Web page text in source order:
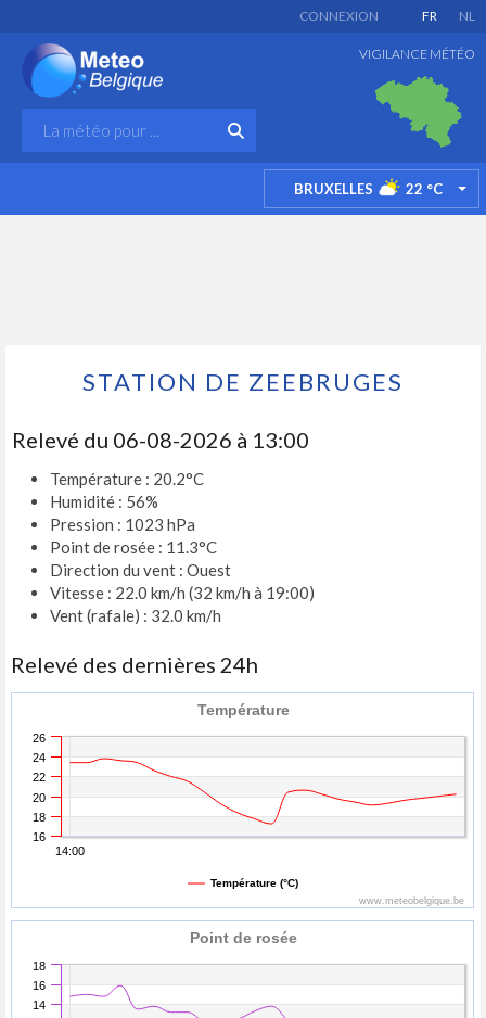
FR NL
CONNEXION
VIGILANCE MÉTÉO
BRUXELLES 22 °C
STATION DE ZEEBRUGES
Relevé du 06-08-2026 à 13:00
Température : 20.2°C
Humidité : 56%
Pression : 1023 hPa
Point de rosée : 11.3°C
Direction du vent : Ouest
Vitesse : 22.0 km/h (32 km/h à 19:00)
Vent (rafale) : 32.0 km/h
Relevé des dernières 24h
Température
Température (°C)
14:00
16
18
20
22
24
26
www.meteobelgique.be
Point de rosée
14
16
18